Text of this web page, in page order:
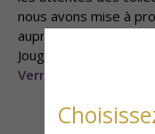
nous avons mise à
auprès de petites et
Jougne (25), Métabief
Vernouillet (78)